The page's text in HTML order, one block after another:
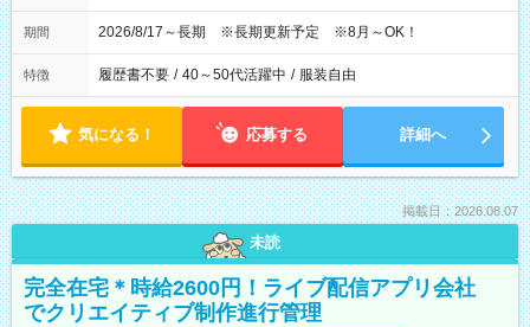
期間 2026/8/17～長期 ※長期更新予定 ※8月～OK！
特徴 履歴書不要 / 40～50代活躍中 / 服装自由
気になる！ 応募する 詳細へ
掲載日：2026.08.07
未読
完全在宅＊時給2600円！ライブ配信アプリ会社
でクリエイティブ制作進行管理